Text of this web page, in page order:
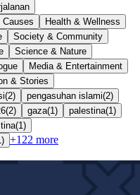
Causes
Health & Wellness
Society & Community
Science & Nature
Media & Entertainment
& Stories
(2) pengasuhan islami(2)
(2) gaza(1 ) palestina(1 )
(1 )
) +122 more